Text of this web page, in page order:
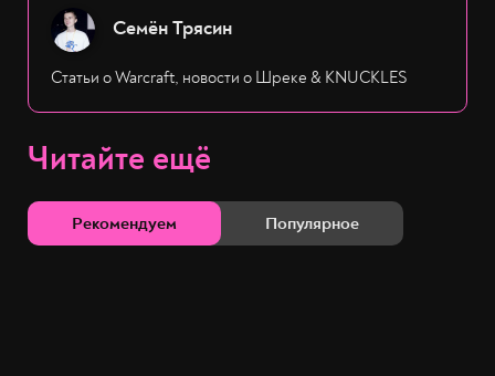
Семён Трясин
Статьи о Warcraft, новости о Шреке & KNUCKLES
Читайте ещё
Рекомендуем Популярное